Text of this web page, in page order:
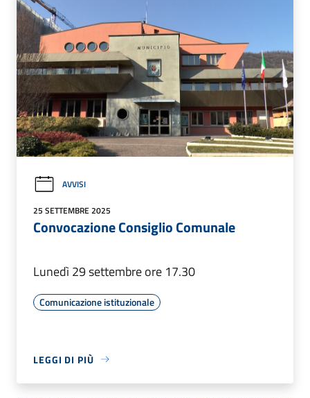
AVVISI
25 SETTEMBRE 2025
Convocazione Consiglio Comunale
Lunedì 29 settembre ore 17.30
Comunicazione istituzionale
LEGGI DI PIÙ